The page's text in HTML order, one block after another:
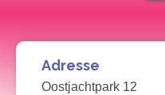
Adresse
Oostjachtpark 12